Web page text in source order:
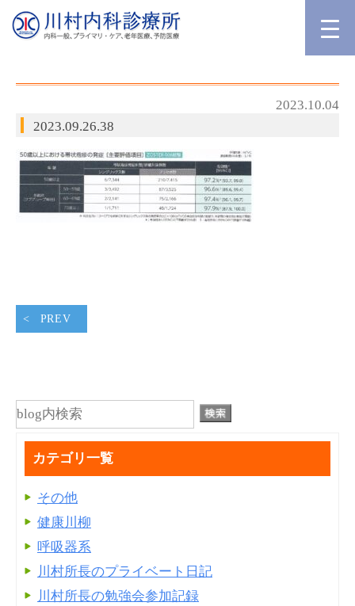
2023.10.04
2023.09.26.38
PREV
カテゴリ一覧
その他
健康川柳
呼吸器系
川村所長のプライベート日記
川村所長の勉強会参加記録